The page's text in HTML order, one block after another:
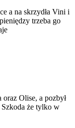
a na skrzydła Vini i
trzeba go
Olise, a pozbył
że tylko w